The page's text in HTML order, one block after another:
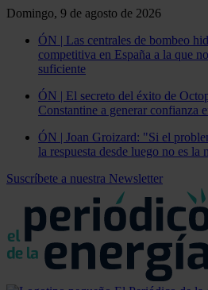
Domingo, 9 de agosto de 2026
ÓN | Las centrales de bombeo
competitiva en España a la que
suficiente
ÓN | El secreto del éxito de
Constantine a generar confianza
ÓN | Joan Groizard: "Si el
la respuesta desde luego no es la
Suscríbete a nuestra Newsletter